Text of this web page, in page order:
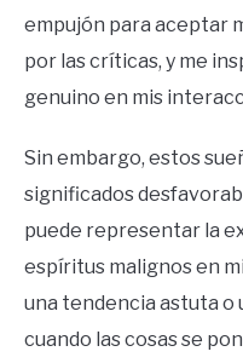
empujón para aceptar
por las críticas, y me
genuino en mis
Sin embargo, estos
significados
puede representar la
espíritus malignos en
una tendencia astuta o
cuando las cosas se